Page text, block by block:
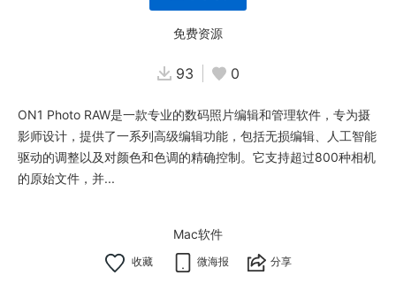
免费资源
93 0
ON1 Photo RAW是一款专业的数码照片编辑和管理软件，专为摄
影师设计，提供了一系列高级编辑功能，包括无损编辑、人工智能
驱动的调整以及对颜色和色调的精确控制。它支持超过800种相机
的原始文件，并...
Mac软件
微海报 分享